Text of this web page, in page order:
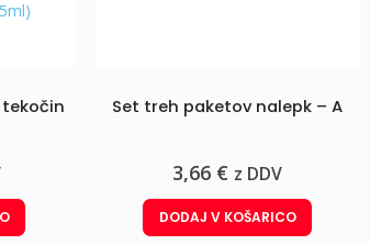
tekočin Set treh paketov nalepk – A
3,66 € z DDV
DODAJ V KOŠARICO